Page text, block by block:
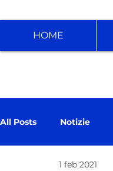
HOME
All Posts Notizie
1 feb 2021